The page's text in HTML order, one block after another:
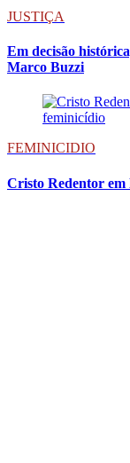
JUSTIÇA
Em decisão
Marco Buzzi
FEMINICIDIO
Cristo Redentor